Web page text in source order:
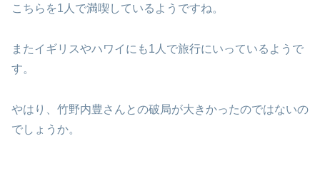
こちらを1人で満喫しているようですね。
またイギリスやハワイにも1人で旅行にいっているようで
す。
やはり、竹野内豊さんとの破局が大きかったのではないの
でしょうか。